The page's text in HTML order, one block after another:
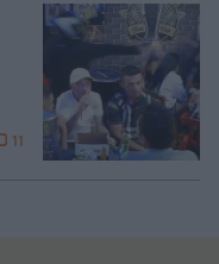
11